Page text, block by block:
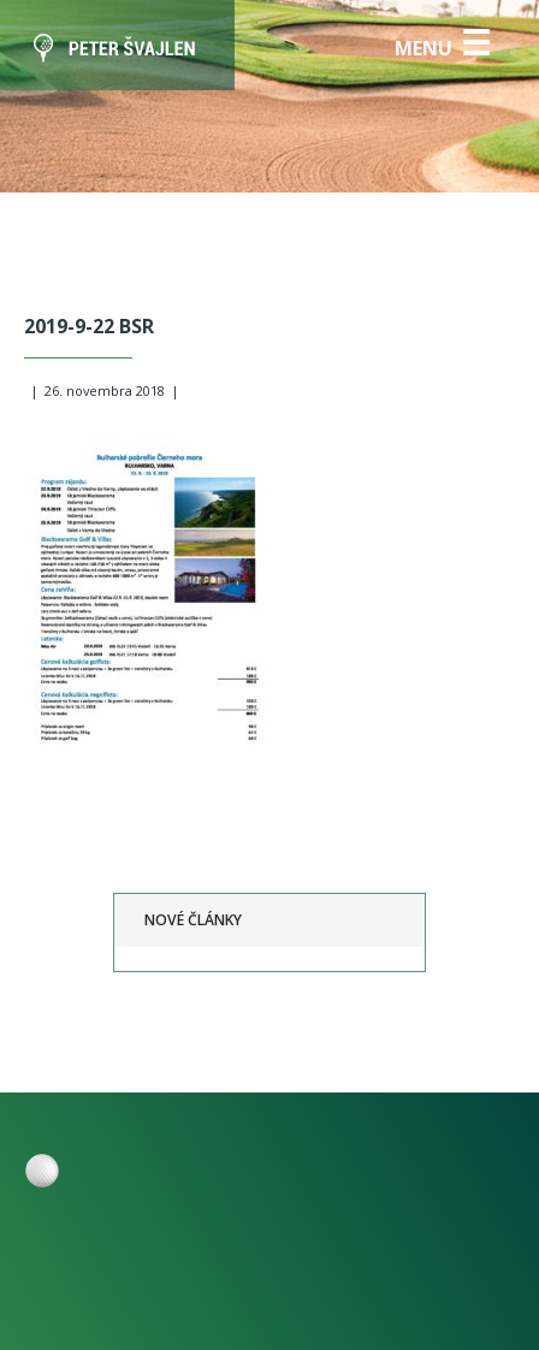
MENU☰
2019-9-22 BSR
| 26. novembra 2018 |
NOVÉ ČLÁNKY